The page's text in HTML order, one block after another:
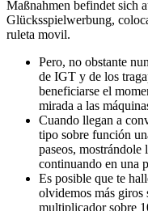
Maßnahmen befindet sich
Glücksspielwerbung,
ruleta movil.
Pero, no obstante
de IGT y de los
beneficiarse el
mirada a las
Cuando llegan a
tipo sobre función
paseos, mostrándole
continuando en una
Es posible que te
olvidemos más giros
multiplicador sobre